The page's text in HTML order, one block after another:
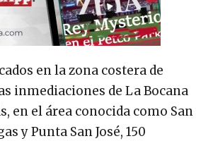
en la zona costera de
inmediaciones de La Bocana
en el área conocida como San
y Punta San José, 150